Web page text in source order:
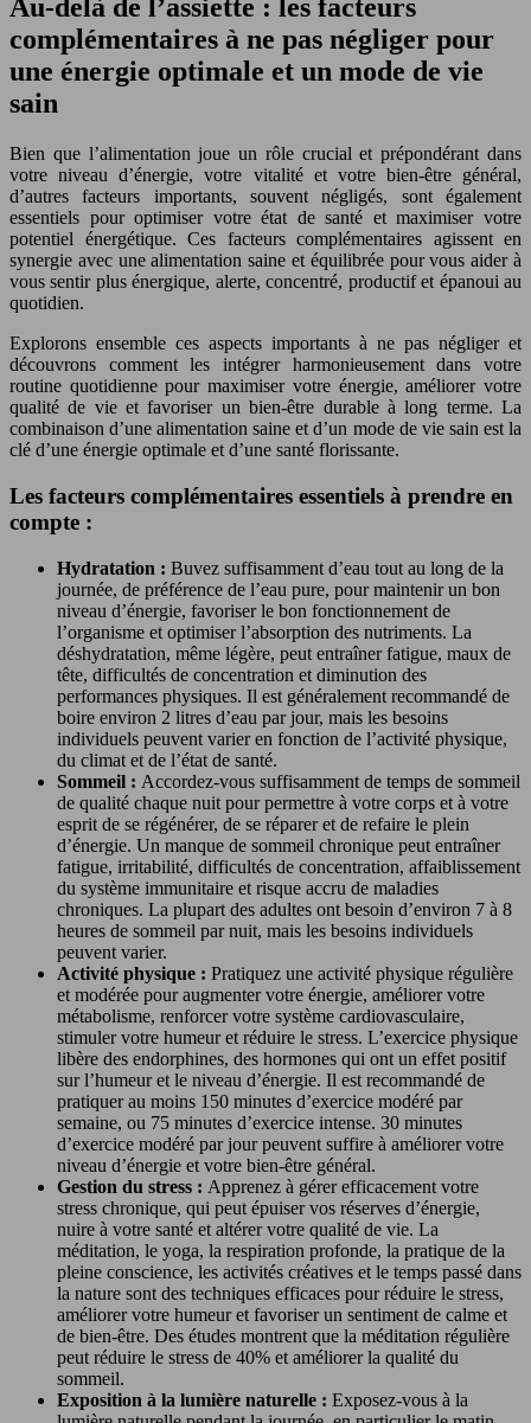
Au-delà de l’assiette : les facteurs
complémentaires à ne pas négliger pour
une énergie optimale et un mode de vie
sain
Bien que l’alimentation joue un rôle crucial et prépondérant dans
votre niveau d’énergie, votre vitalité et votre bien-être général,
d’autres facteurs importants, souvent négligés, sont également
essentiels pour optimiser votre état de santé et maximiser votre
potentiel énergétique. Ces facteurs complémentaires agissent en
synergie avec une alimentation saine et équilibrée pour vous aider à
vous sentir plus énergique, alerte, concentré, productif et épanoui au
quotidien.
Explorons ensemble ces aspects importants à ne pas négliger et
découvrons comment les intégrer harmonieusement dans votre
routine quotidienne pour maximiser votre énergie, améliorer votre
qualité de vie et favoriser un bien-être durable à long terme. La
combinaison d’une alimentation saine et d’un mode de vie sain est la
clé d’une énergie optimale et d’une santé florissante.
Les facteurs complémentaires essentiels à prendre en
compte :
Hydratation : Buvez suffisamment d’eau tout au long de la
journée, de préférence de l’eau pure, pour maintenir un bon
niveau d’énergie, favoriser le bon fonctionnement de
l’organisme et optimiser l’absorption des nutriments. La
déshydratation, même légère, peut entraîner fatigue, maux de
tête, difficultés de concentration et diminution des
performances physiques. Il est généralement recommandé de
boire environ 2 litres d’eau par jour, mais les besoins
individuels peuvent varier en fonction de l’activité physique,
du climat et de l’état de santé.
Sommeil : Accordez-vous suffisamment de temps de sommeil
de qualité chaque nuit pour permettre à votre corps et à votre
esprit de se régénérer, de se réparer et de refaire le plein
d’énergie. Un manque de sommeil chronique peut entraîner
fatigue, irritabilité, difficultés de concentration, affaiblissement
du système immunitaire et risque accru de maladies
chroniques. La plupart des adultes ont besoin d’environ 7 à 8
heures de sommeil par nuit, mais les besoins individuels
peuvent varier.
Activité physique : Pratiquez une activité physique régulière
et modérée pour augmenter votre énergie, améliorer votre
métabolisme, renforcer votre système cardiovasculaire,
stimuler votre humeur et réduire le stress. L’exercice physique
libère des endorphines, des hormones qui ont un effet positif
sur l’humeur et le niveau d’énergie. Il est recommandé de
pratiquer au moins 150 minutes d’exercice modéré par
semaine, ou 75 minutes d’exercice intense. 30 minutes
d’exercice modéré par jour peuvent suffire à améliorer votre
niveau d’énergie et votre bien-être général.
Gestion du stress : Apprenez à gérer efficacement votre
stress chronique, qui peut épuiser vos réserves d’énergie,
nuire à votre santé et altérer votre qualité de vie. La
méditation, le yoga, la respiration profonde, la pratique de la
pleine conscience, les activités créatives et le temps passé dans
la nature sont des techniques efficaces pour réduire le stress,
améliorer votre humeur et favoriser un sentiment de calme et
de bien-être. Des études montrent que la méditation régulière
peut réduire le stress de 40% et améliorer la qualité du
sommeil.
Exposition à la lumière naturelle : Exposez-vous à la